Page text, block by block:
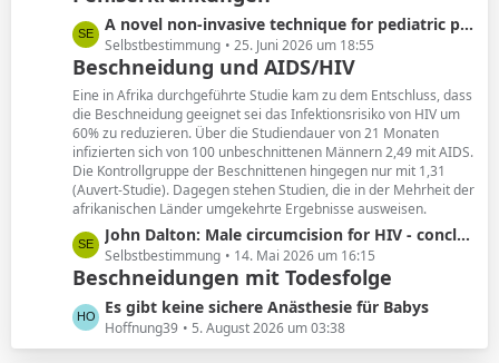
g
e
i
t
r
ä
g
e
e
B
e
i
t
r
ä
g
e
L
e
t
z
t
e
B
e
i
r
ä
g
e
A novel non-invasive technique for pediatric phimosis treatment
Selbstbestimmung 25. Juni 2026 um 18:55
Beschneidung und AIDS/HIV
Eine in Afrika durchgeführte Studie kam zu dem Entschluss, dass
die Beschneidung geeignet sei das Infektionsrisiko von HIV um
60% zu reduzieren. Über die Studiendauer von 21 Monaten
infizierten sich von 100 unbeschnittenen Männern 2,49 mit AIDS.
Die Kontrollgruppe der Beschnittenen hingegen nur mit 1,31
(Auvert-Studie). Dagegen stehen Studien, die in der Mehrheit der
afrikanischen Länder umgekehrte Ergebnisse ausweisen.
L
e
t
z
t
e
John Dalton: Male circumcision for HIV - conclusions sensitive to assumptions
Selbstbestimmung 14. Mai 2026 um 16:15
Beschneidungen mit Todesfolge
L
e
t
Es gibt keine sichere Anästhesie für Babys
Hoffnung39 5. August 2026 um 03:38